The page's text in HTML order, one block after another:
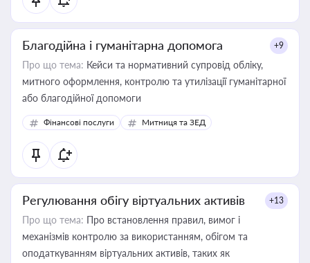
Благодійна і гуманітарна допомога +9
Про що тема: Кейси та нормативний супровід обліку,
митного оформлення, контролю та утилізації гуманітарної
або благодійної допомоги
Фінансові послуги Митниця та ЗЕД
Регулювання обігу віртуальних активів +13
Про що тема: Про встановлення правил, вимог і
механізмів контролю за використанням, обігом та
оподаткуванням віртуальних активів, таких як